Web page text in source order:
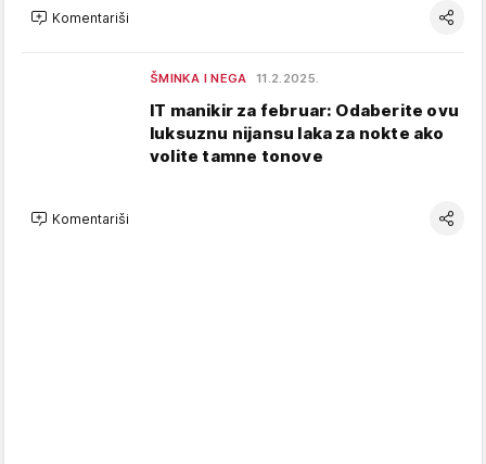
Komentariši
ŠMINKA I NEGA 11.2.2025.
IT manikir za februar: Odaberite ovu
luksuznu nijansu laka za nokte ako
volite tamne tonove
Komentariši